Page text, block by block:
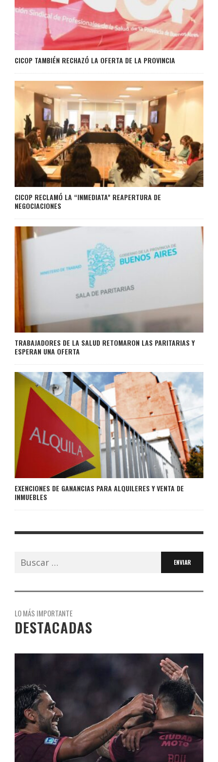
CICOP TAMBIÉN RECHAZÓ LA OFERTA DE LA PROVINCIA
CICOP RECLAMÓ LA “INMEDIATA” REAPERTURA DE
NEGOCIACIONES
TRABAJADORES DE LA SALUD RETOMARON LAS PARITARIAS Y
ESPERAN UNA OFERTA
EXENCIONES DE GANANCIAS PARA ALQUILERES Y VENTA DE
INMUEBLES
Buscar:
LO MÁS IMPORTANTE
DESTACADAS